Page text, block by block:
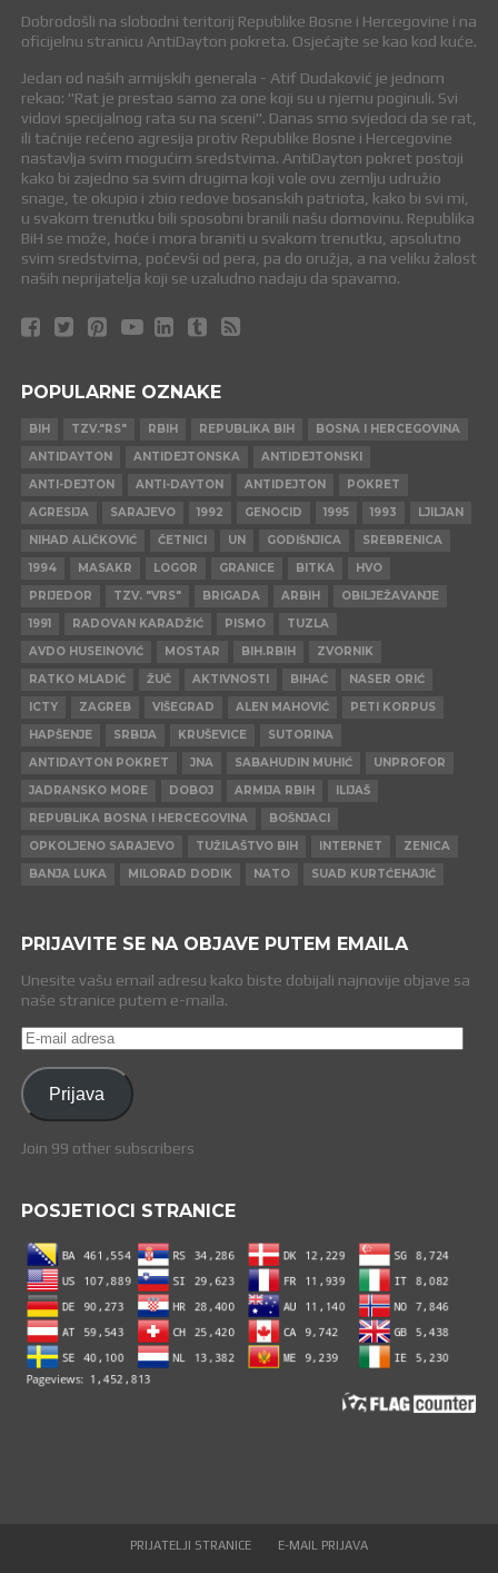
Dobrodošli na slobodni teritorij Republike Bosne i Hercegovine i na
oficijelnu stranicu AntiDayton pokreta. Osjećajte se kao kod kuće.
Jedan od naših armijskih generala - Atif Dudaković je jednom
rekao: "Rat je prestao samo za one koji su u njemu poginuli. Svi
vidovi specijalnog rata su na sceni". Danas smo svjedoci da se rat,
ili tačnije rečeno agresija protiv Republike Bosne i Hercegovine
nastavlja svim mogućim sredstvima. AntiDayton pokret postoji
kako bi zajedno sa svim drugima koji vole ovu zemlju udružio
snage, te okupio i zbio redove bosanskih patriota, kako bi svi mi,
u svakom trenutku bili sposobni branili našu domovinu. Republika
BiH se može, hoće i mora braniti u svakom trenutku, apsolutno
svim sredstvima, počevši od pera, pa do oružja, a na veliku žalost
naših neprijatelja koji se uzaludno nadaju da spavamo.
POPULARNE OZNAKE
BIH TZV."RS" RBIH REPUBLIKA BIH
BOSNA I HERCEGOVINA
ANTIDAYTON
ANTIDEJTONSKA
ANTIDEJTONSKI
ANTI-DEJTON
ANTI-DAYTON ANTIDEJTON
POKRET
AGRESIJA
SARAJEVO 1992 GENOCID 1995 1993
LJILJAN
NIHAD ALIČKOVIĆ
ČETNICI UN GODIŠNJICA
SREBRENICA
1994
MASAKR LOGOR GRANICE BITKA
HVO
PRIJEDOR
TZV. "VRS" BRIGADA ARBIH
OBILJEŽAVANJE
1991
RADOVAN KARADŽIĆ PISMO
TUZLA
AVDO HUSEINOVIĆ
MOSTAR BIH.RBIH
ZVORNIK
RATKO MLADIĆ
ŽUČ AKTIVNOSTI BIHAĆ
NASER ORIĆ
ICTY
ZAGREB VIŠEGRAD ALEN MAHOVIĆ
PETI KORPUS
HAPŠENJE
SRBIJA KRUŠEVICE
SUTORINA
ANTIDAYTON POKRET
JNA SABAHUDIN MUHIĆ
UNPROFOR
JADRANSKO MORE
DOBOJ ARMIJA RBIH
ILIJAŠ
REPUBLIKA BOSNA I HERCEGOVINA
BOŠNJACI
OPKOLJENO SARAJEVO
TUŽILAŠTVO BIH INTERNET
ZENICA
BANJA LUKA
MILORAD DODIK NATO SUAD KURTĆEHAJIĆ
PRIJAVITE SE NA OBJAVE PUTEM EMAILA
Unesite vašu email adresu kako biste dobijali najnovije objave sa
naše stranice putem e-maila.
E-
mail
adresa
Prijava
Join 99 other subscribers
POSJETIOCI STRANICE
PRIJATELJI STRANICE E-MAIL PRIJAVA